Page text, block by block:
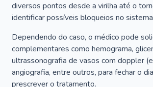
diversos pontos desde a virilha até o
identificar possíveis bloqueios no
Dependendo do caso, o médico pode
complementares como hemograma,
ultrassonografia de vasos com doppler
angiografia, entre outros, para fechar o
prescrever o tratamento.